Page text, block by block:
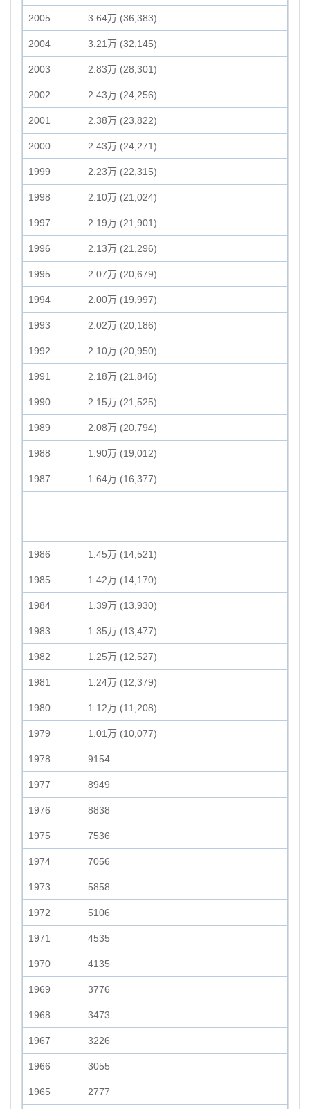
2005 3.64万 (36,383)
2004 3.21万 (32,145)
2003 2.83万 (28,301)
2002 2.43万 (24,256)
2001 2.38万 (23,822)
2000 2.43万 (24,271)
1999 2.23万 (22,315)
1998 2.10万 (21,024)
1997 2.19万 (21,901)
1996 2.13万 (21,296)
1995 2.07万 (20,679)
1994 2.00万 (19,997)
1993 2.02万 (20,186)
1992 2.10万 (20,950)
1991 2.18万 (21,846)
1990 2.15万 (21,525)
1989 2.08万 (20,794)
1988 1.90万 (19,012)
1987 1.64万 (16,377)
1986 1.45万 (14,521)
1985 1.42万 (14,170)
1984 1.39万 (13,930)
1983 1.35万 (13,477)
1982 1.25万 (12,527)
1981 1.24万 (12,379)
1980 1.12万 (11,208)
1979 1.01万 (10,077)
1978 9154
1977 8949
1976 8838
1975 7536
1974 7056
1973 5858
1972 5106
1971 4535
1970 4135
1969 3776
1968 3473
1967 3226
1966 3055
1965 2777